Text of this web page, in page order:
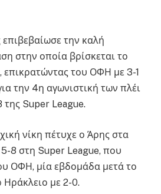
την καλή
στην οποία βρίσκεται το
επικρατώντας του ΟΦΗ με 3-1
την 4η αγωνιστική των πλέι
της Super League.
νίκη πέτυχε ο Άρης στα
8 στη Super League, που
ΟΦΗ, μία εβδομάδα μετά το
με 2-0.